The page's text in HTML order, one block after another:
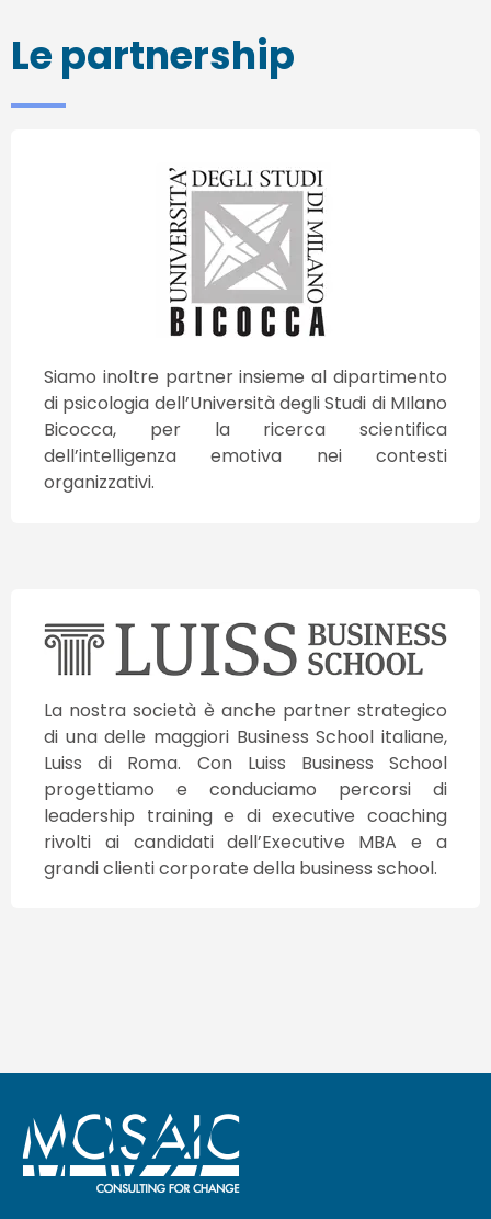
Le partnership
La nostra società è anche partner strategico
di una delle maggiori Business School italiane,
Luiss di Roma. Con Luiss Business School
progettiamo e conduciamo percorsi di
leadership training e di executive coaching
rivolti ai candidati dell’Executive MBA e a
grandi clienti corporate della business school.
Siamo inoltre partner insieme al dipartimento
di psicologia dell’Università degli Studi di MIlano
Bicocca, per la ricerca scientifica
dell’intelligenza emotiva nei contesti
organizzativi.